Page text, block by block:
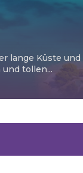
lange Küste und
tollen...